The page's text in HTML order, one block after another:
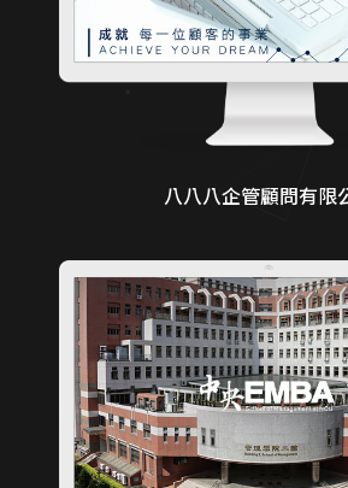
八八八企管顧問有限